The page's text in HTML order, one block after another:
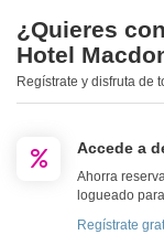
¿Quieres
Hotel
Regístrate y disfruta de
Accede a
Ahorra
logueado
Regístrate